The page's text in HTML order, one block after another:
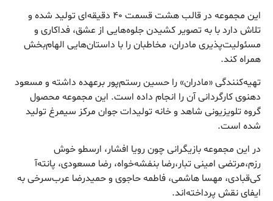
این مجموعه در قالب هشت قسمت ۴۰ دقیقه‌ای تولید شده و
تلاش دارد با به تصویر کشیدن جلوه‌هایی از عشق، فداکاری و
مسئولیت‌پذیری مادران، مخاطبان را با داستان‌هایی الهام‌بخش
همراه کند.
تهیه‌کنندگی «مادران» را حسین رستم‌پور برعهده داشته و مسعود
دهنوی کارگردانی آن را انجام داده است. این مجموعه محصول
گروه تلویزیونی شاهد و خانه تولیدات جوان مرکز سیمرغ تولید
شده است.
در این مجموعه بازیگرانی چون رویا افشار، ارسطو خوش
رزم،مرتضی امینی تبار،رضا بنفشه‌خواه، رضا مسعودی، پانته‌آ
کی‌قبادی، مهسا هاشمی، فاطمه حاجوی و حمیدرضا عرب‌سرخی به
ایفای نقش پرداخته‌اند.